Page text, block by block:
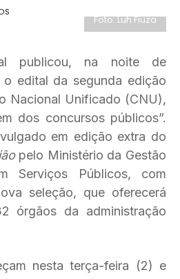
Foto: Luh Fiuza
publicou, na noite de
edital da segunda edição
Nacional Unificado (CNU),
dos concursos públicos”.
em edição extra do
pelo Ministério da Gestão
Serviços Públicos, com
seleção, que oferecerá
órgãos da administração
nesta terça-feira (2) e